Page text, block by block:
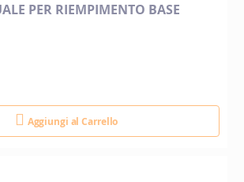
PER RIEMPIMENTO BASE
Aggiungi al Carrello